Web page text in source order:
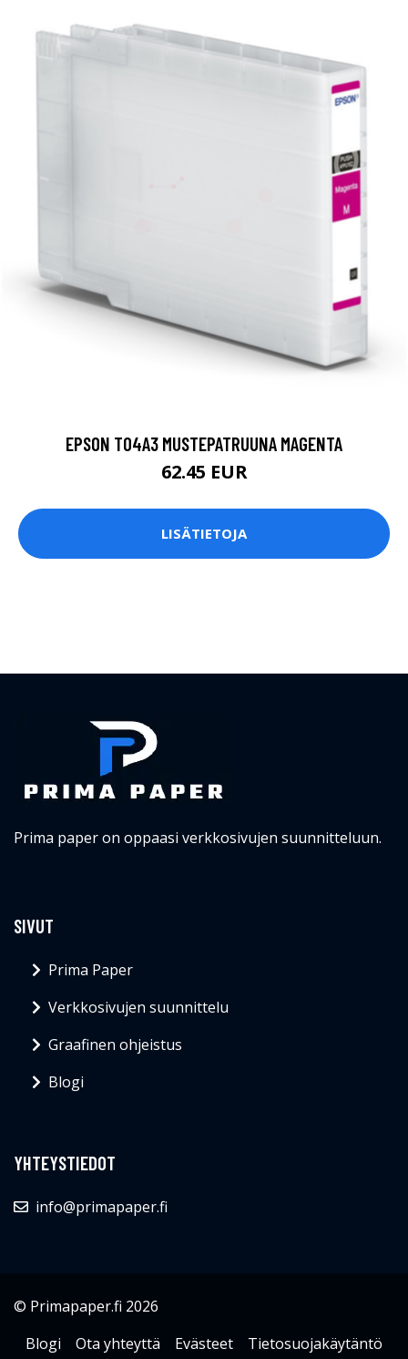
EPSON T04A3 MUSTEPATRUUNA MAGENTA
62.45 EUR
LISÄTIETOJA
Prima paper on oppaasi verkkosivujen suunnitteluun.
SIVUT
Prima Paper
Verkkosivujen suunnittelu
Graafinen ohjeistus
Blogi
YHTEYSTIEDOT
info@primapaper.fi
© Primapaper.fi 2026
Blogi
Ota yhteyttä Evästeet
Tietosuojakäytäntö